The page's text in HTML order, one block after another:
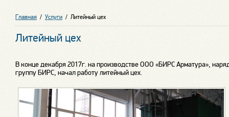
Главная / Услуги / Литейный цех
Литейный цех
В конце декабря 2017г. на производстве ООО «БИРС Арматура»,
группу БИРС, начал работу литейный цех.